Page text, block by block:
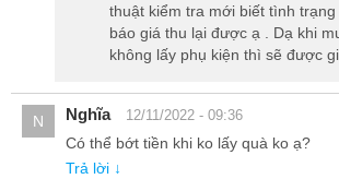
Dung lượng bộ nhớ trong 128GB và hỗ trọ
1TB giúp bạn tải game, phim ảnh, những
thích mà không lo đầy bộ nhớ.
thuật kiểm tra mới biết tình
báo giá thu lại được ạ . Dạ khi
không lấy phụ kiện thì sẽ được
N Nghĩa 12/11/2022 - 09:36
Có thể bớt tiền khi ko lấy quà ko ạ?
Trả lời ↓